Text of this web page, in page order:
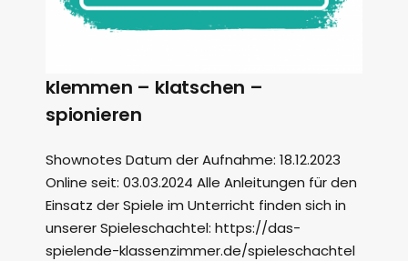
klemmen – klatschen –
spionieren
Shownotes Datum der Aufnahme: 18.12.2023
Online seit: 03.03.2024 Alle Anleitungen für den
Einsatz der Spiele im Unterricht finden sich in
unserer Spieleschachtel: https://das-
spielende-klassenzimmer.de/spieleschachtel